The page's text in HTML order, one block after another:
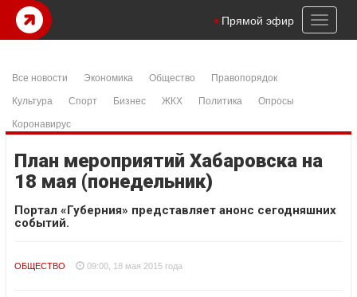
Toggle
Прямой эфир
Все новости Экономика Общество
Правопорядок
Культура
Спорт Бизнес ЖКХ Политика
Опросы
Коронавирус
План мероприятий Хабаровска на
18 мая (понедельник)
Портал «Губерния» представляет анонс сегодняшних
событий.
ОБЩЕСТВО 09:00, 18 мая 2015 года